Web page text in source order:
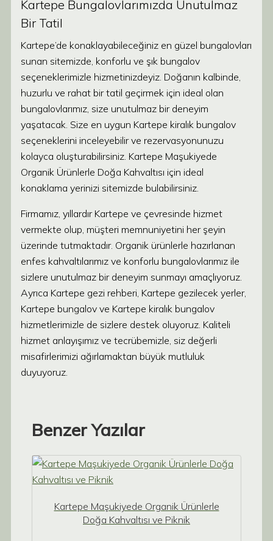
Kartepe Bungalovlarımızda Unutulmaz
Bir Tatil
Kartepe’de konaklayabileceğiniz en güzel bungalovları
sunan sitemizde, konforlu ve şık bungalov
seçeneklerimizle hizmetinizdeyiz. Doğanın kalbinde,
huzurlu ve rahat bir tatil geçirmek için ideal olan
bungalovlarımız, size unutulmaz bir deneyim
yaşatacak. Size en uygun Kartepe kiralık bungalov
seçeneklerini inceleyebilir ve rezervasyonunuzu
kolayca oluşturabilirsiniz. Kartepe Maşukiyede
Organik Ürünlerle Doğa Kahvaltısı için ideal
konaklama yerinizi sitemizde bulabilirsiniz.
Firmamız, yıllardır Kartepe ve çevresinde hizmet
vermekte olup, müşteri memnuniyetini her şeyin
üzerinde tutmaktadır. Organik ürünlerle hazırlanan
enfes kahvaltılarımız ve konforlu bungalovlarımız ile
sizlere unutulmaz bir deneyim sunmayı amaçlıyoruz.
Ayrıca Kartepe gezi rehberi, Kartepe gezilecek yerler,
Kartepe bungalov ve Kartepe kiralık bungalov
hizmetlerimizle de sizlere destek oluyoruz. Kaliteli
hizmet anlayışımız ve tecrübemizle, siz değerli
misafirlerimizi ağırlamaktan büyük mutluluk
duyuyoruz.
Benzer Yazılar
Kartepe Maşukiyede Organik Ürünlerle
Doğa Kahvaltısı ve Piknik